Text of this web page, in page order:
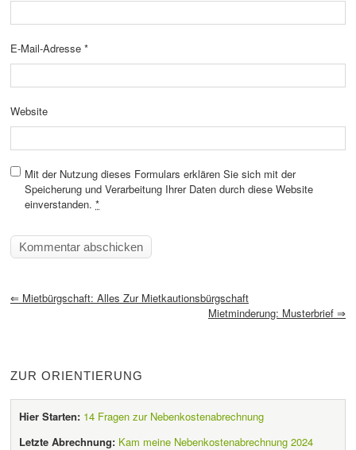
E-Mail-Adresse *
Website
Mit der Nutzung dieses Formulars erklären Sie sich mit der
Speicherung und Verarbeitung Ihrer Daten durch diese Website
einverstanden. *
⇐ Mietbürgschaft: Alles Zur Mietkautionsbürgschaft
Mietminderung: Musterbrief ⇒
ZUR ORIENTIERUNG
Hier Starten: 14 Fragen zur Nebenkostenabrechnung
Letzte Abrechnung: Kam meine Nebenkostenabrechnung 2024